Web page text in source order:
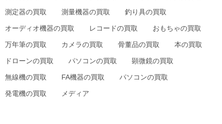
測定器の買取 測量機器の買取 釣り具の買取
オーディオ機器の買取 レコードの買取 おもちゃの買取
万年筆の買取 カメラの買取 骨董品の買取 本の買取
ドローンの買取 パソコンの買取 顕微鏡の買取
無線機の買取 FA機器の買取 パソコンの買取
発電機の買取 メディア